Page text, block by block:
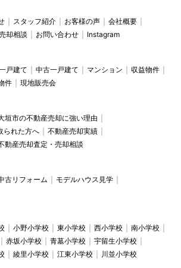
スタッフ紹介 お客様の声
会社概要
却相談 お問い合わせ Instagram
戸建て 中古一戸建て マンション
収益物件
件 現地販売会
垣市の不動産売却に強い理由
られた方へ
不動産売却実績
動産売却査定・売却相談
古リフォーム
モデルハウス見学
小野小学校 東小学校 西小学校
南小学校
赤坂小学校 青墓小学校
宇留生小学校
綾里小学校 江東小学校 川並小学校